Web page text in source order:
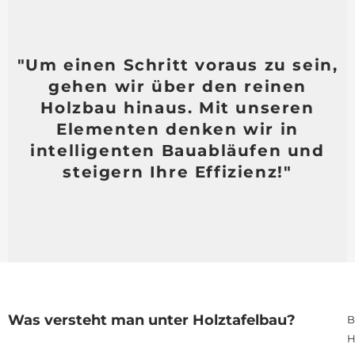
"Um einen Schritt voraus zu sein,
gehen wir über den reinen
Holzbau hinaus. Mit unseren
Elementen denken wir in
intelligenten Bauabläufen und
steigern Ihre Effizienz!"
Was versteht man unter Holztafelbau?